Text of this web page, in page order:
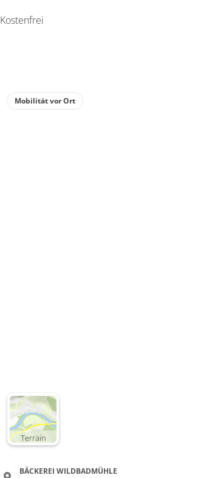
Kostenfrei
Terrain
Mobilität vor Ort
BÄCKEREI WILDBADMÜHLE